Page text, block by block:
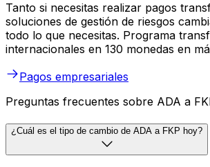
Tanto si necesitas realizar pagos
soluciones de gestión de riesgos
todo lo que necesitas. Programa
internacionales en 130 monedas en
Pagos empresariales
Preguntas frecuentes sobre ADA a
¿Cuál es el tipo de cambio de ADA a FKP hoy?